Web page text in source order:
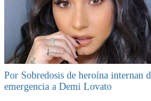
Por Sobredosis de heroína internan
emergencia a Demi Lovato